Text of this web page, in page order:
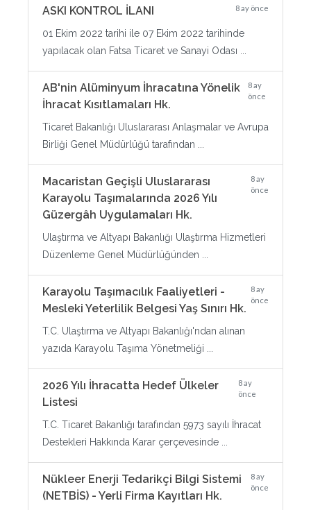
ASKI KONTROL İLANI 8 ay önce
01 Ekim 2022 tarihi ile 07 Ekim 2022 tarihinde
yapılacak olan Fatsa Ticaret ve Sanayi Odası ...
AB'nin Alüminyum İhracatına Yönelik
İhracat Kısıtlamaları Hk.
8 ay
önce
Ticaret Bakanlığı Uluslararası Anlaşmalar ve Avrupa
Birliği Genel Müdürlüğü tarafından ...
Macaristan Geçişli Uluslararası
Karayolu Taşımalarında 2026 Yılı
Güzergâh Uygulamaları Hk.
8 ay
önce
Ulaştırma ve Altyapı Bakanlığı Ulaştırma Hizmetleri
Düzenleme Genel Müdürlüğünden ...
Karayolu Taşımacılık Faaliyetleri -
Mesleki Yeterlilik Belgesi Yaş Sınırı Hk.
8 ay
önce
T.C. Ulaştırma ve Altyapı Bakanlığı'ndan alınan
yazıda Karayolu Taşıma Yönetmeliği ...
2026 Yılı İhracatta Hedef Ülkeler
Listesi
8 ay
önce
T.C. Ticaret Bakanlığı tarafından 5973 sayılı İhracat
Destekleri Hakkında Karar çerçevesinde ...
Nükleer Enerji Tedarikçi Bilgi Sistemi
(NETBİS) - Yerli Firma Kayıtları Hk.
8 ay
önce